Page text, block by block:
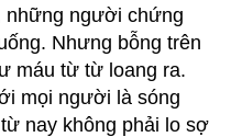
những người chứng
Nhưng bỗng trên
máu từ từ loang ra.
mọi người là sóng
nay không phải lo sợ